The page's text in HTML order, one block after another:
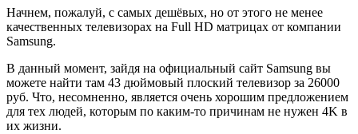
Начнем, пожалуй, с самых дешёвых, но от этого не менее
качественных телевизорах на Full HD матрицах от компании
Samsung.
В данный момент, зайдя на официальный сайт Samsung вы
можете найти там 43 дюймовый плоский телевизор за 26000
руб. Что, несомненно, является очень хорошим предложением
для тех людей, которым по каким-то причинам не нужен 4K в
их жизни.